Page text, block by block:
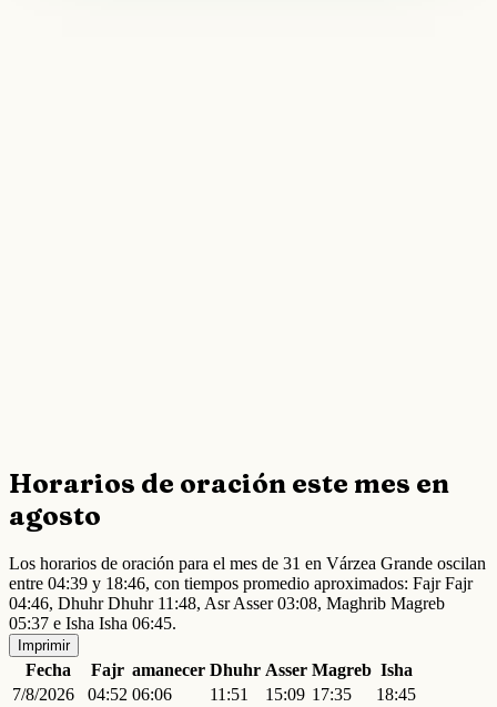
Horarios de oración este mes en
agosto
Los horarios de oración para el mes de 31 en Várzea Grande oscilan
entre 04:39 y 18:46, con tiempos promedio aproximados: Fajr Fajr
04:46, Dhuhr Dhuhr 11:48, Asr Asser 03:08, Maghrib Magreb
05:37 e Isha Isha 06:45.
Imprimir
Fecha Fajr amanecer Dhuhr Asser Magreb Isha
7/8/2026
04:52 06:06 11:51 15:09 17:35
18:45